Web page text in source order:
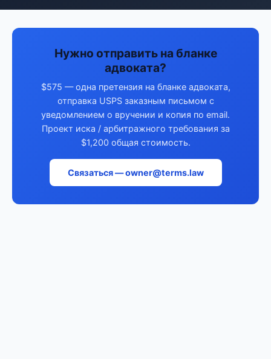
Нужно отправить на бланке
адвоката?
$575 — одна претензия на бланке адвоката,
отправка USPS заказным письмом с
уведомлением о вручении и копия по email.
Проект иска / арбитражного требования за
$1,200 общая стоимость.
Связаться — owner@terms.law